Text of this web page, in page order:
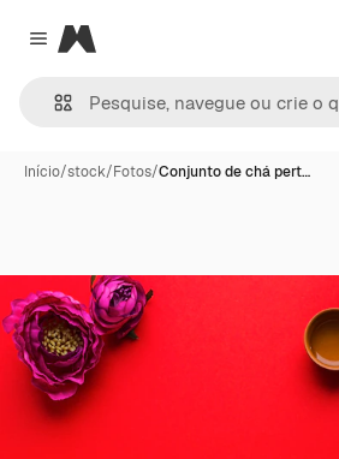
Close menu
Magnific
Início/stock/Fotos/Conjunto de chá pert…